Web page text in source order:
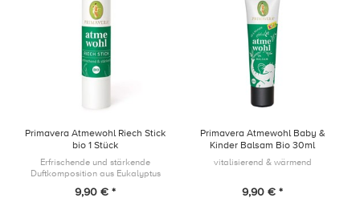
Primavera Atmewohl Riech Stick
bio 1 Stück
Erfrischende und stärkende
Duftkomposition aus Eukalyptus
praktischen Stick für unterwegs
9,90 € *
Primavera Atmewohl Baby &
Kinder Balsam Bio 30ml
vitalisierend & wärmend
9,90 € *